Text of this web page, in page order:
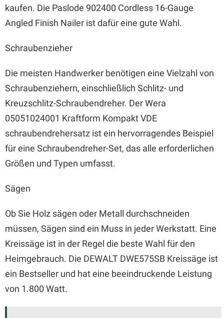
kaufen. Die Paslode 902400 Cordless 16-Gauge
Angled Finish Nailer ist dafür eine gute Wahl.
Schraubenzieher
Die meisten Handwerker benötigen eine Vielzahl von
Schraubenziehern, einschließlich Schlitz- und
Kreuzschlitz-Schraubendreher. Der Wera
05051024001 Kraftform Kompakt VDE
schraubendrehersatz ist ein hervorragendes Beispiel
für eine Schraubendreher-Set, das alle erforderlichen
Größen und Typen umfasst.
Sägen
Ob Sie Holz sägen oder Metall durchschneiden
müssen, Sägen sind ein Muss in jeder Werkstatt. Eine
Kreissäge ist in der Regel die beste Wahl für den
Heimgebrauch. Die DEWALT DWE575SB Kreissäge ist
ein Bestseller und hat eine beeindruckende Leistung
von 1.800 Watt.